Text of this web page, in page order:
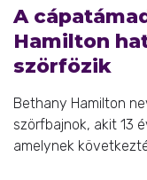
A
Hamilton
szörfözik
Bethany Hamilton
szörfbajnok, akit 13
amelynek